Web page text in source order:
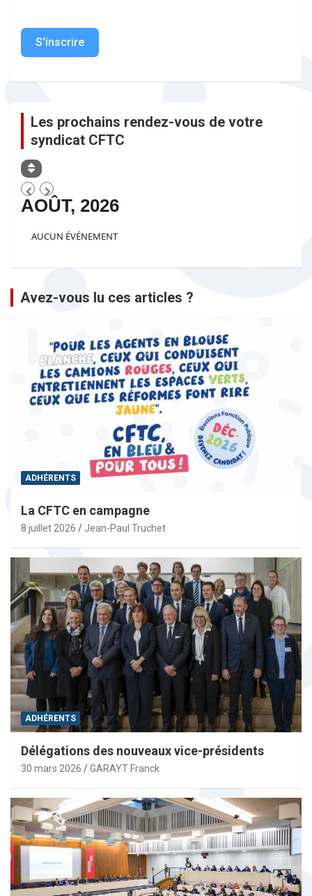
S'inscrire
Les prochains rendez-vous de votre
syndicat CFTC
AOÛT, 2026
AUCUN ÉVÉNEMENT
Avez-vous lu ces articles ?
ADHÉRENTS
La CFTC en campagne
8 juillet 2026 Jean-Paul Truchet
ADHÉRENTS
Délégations des nouveaux vice-présidents
30 mars 2026 GARAYT Franck